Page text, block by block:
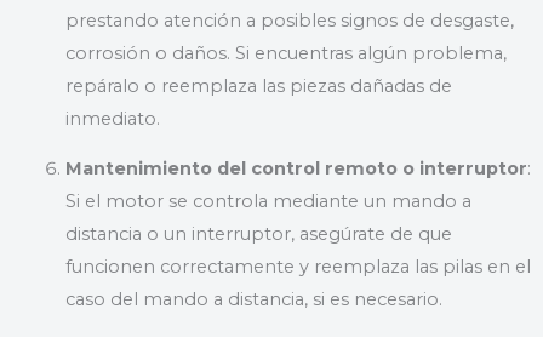
prestando atención a posibles signos de desgaste,
corrosión o daños. Si encuentras algún problema,
repáralo o reemplaza las piezas dañadas de
inmediato.
Mantenimiento del control remoto o interruptor:
Si el motor se controla mediante un mando a
distancia o un interruptor, asegúrate de que
funcionen correctamente y reemplaza las pilas en el
caso del mando a distancia, si es necesario.